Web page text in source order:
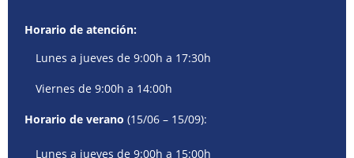
Horario de atención:
Lunes a jueves de 9:00h a 17:30h
Viernes de 9:00h a 14:00h
Horario de verano (15/06 – 15/09):
Lunes a jueves de 9:00h a 15:00h